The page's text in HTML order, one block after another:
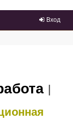
Вход
|